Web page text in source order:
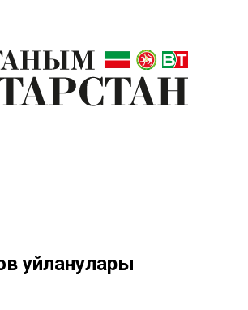
уйланулары